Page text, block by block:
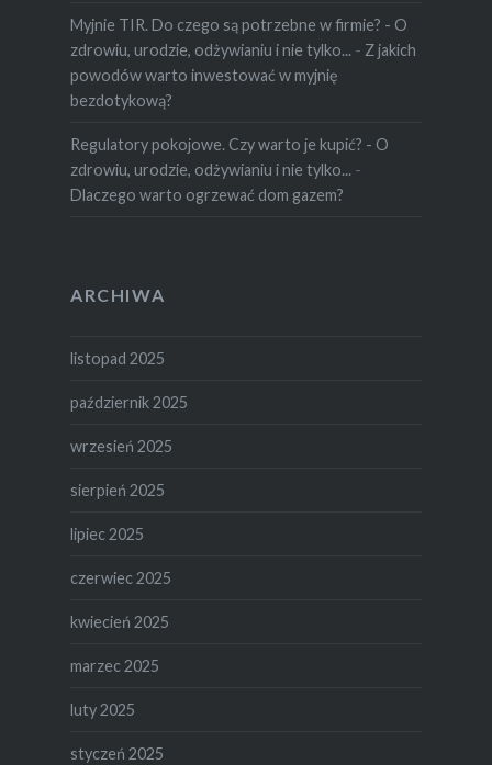
Myjnie TIR. Do czego są potrzebne w firmie? - O
zdrowiu, urodzie, odżywianiu i nie tylko... - Z jakich
powodów warto inwestować w myjnię
bezdotykową?
Regulatory pokojowe. Czy warto je kupić? - O
zdrowiu, urodzie, odżywianiu i nie tylko... -
Dlaczego warto ogrzewać dom gazem?
ARCHIWA
listopad 2025
październik 2025
wrzesień 2025
sierpień 2025
lipiec 2025
czerwiec 2025
kwiecień 2025
marzec 2025
luty 2025
styczeń 2025